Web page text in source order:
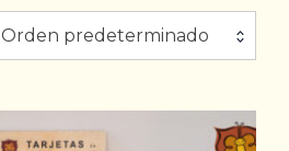
Orden predeterminado